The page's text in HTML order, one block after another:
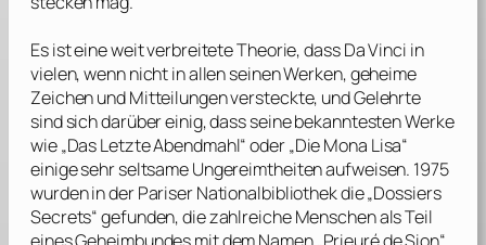
Es ist eine weit verbreitete Theorie, dassDa Vinci in
vielen, wenn nicht in allen seinen Werken, geheime
Zeichen und Mitteilungen versteckte, und Gelehrte
sind sich darüber einig, dass seine bekanntesten Werke
wie „Das Letzte Abendmahl“ oder „Die Mona Lisa“
einige sehr seltsame Ungereimtheiten aufweisen. 1975
wurden in der Pariser Nationalbibliothek die „Dossiers
Secrets“ gefunden, die zahlreiche Menschen als Teil